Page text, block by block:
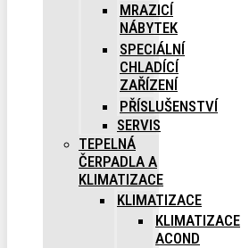
MRAZICÍ
NÁBYTEK
SPECIÁLNÍ
CHLADÍCÍ
ZAŘÍZENÍ
PŘÍSLUŠENSTVÍ
SERVIS
TEPELNÁ
ČERPADLA A
KLIMATIZACE
KLIMATIZACE
KLIMATIZACE
ACOND